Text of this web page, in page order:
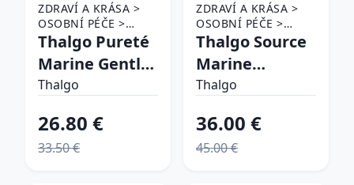
ZDRAVÍ A KRÁSA >
OSOBNÍ PÉČE >
KOSMETIKA > PÉČE
O PLEŤ > ČISTICÍ
PLEŤOVÉ PŘÍPRAVKY
Thalgo Pureté
Marine Gentle
Purifying Gel
gél pre mastnú
a zmiešanú
Thalgo
26.80 €
33.50 €
ZDRAVÍ A KRÁSA >
OSOBNÍ PÉČE >
KOSMETIKA > PÉČE
O PLEŤ
Thalgo Source
Marine
Hydrating
Cream
hydratačný
Thalgo
36.00 €
45.00 €